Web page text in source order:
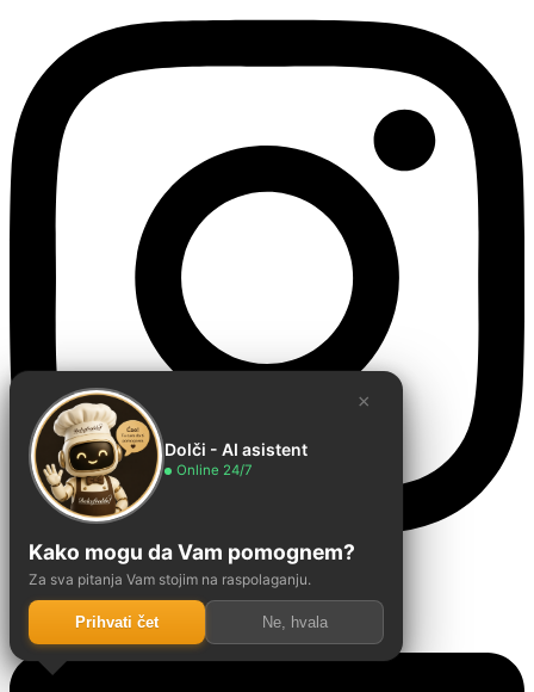
Linkedin
×
Dolči - AI asistent
Online 24/7
Kako mogu da Vam pomognem?
Za sva pitanja Vam stojim na raspolaganju.
Prihvati čet Ne, hvala